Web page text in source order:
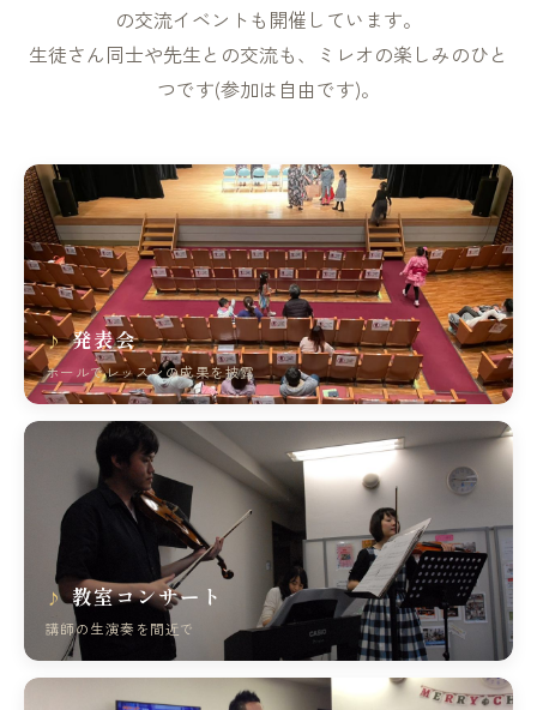
の交流イベントも開催しています。
生徒さん同士や先生との交流も、ミレオの楽しみのひと
つです(参加は自由です)。
発表会
ホールでレッスンの成果を披露
教室コンサート
講師の生演奏を間近で